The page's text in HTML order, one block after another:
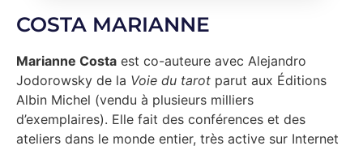
COSTA MARIANNE
Marianne Costa est co-auteure avec Alejandro
Jodorowsky de la Voie du tarot parut aux Éditions
Albin Michel (vendu à plusieurs milliers
d’exemplaires). Elle fait des conférences et des
ateliers dans le monde entier, très active sur Internet